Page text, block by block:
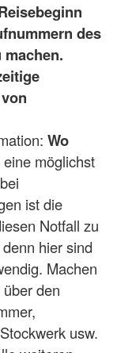
des
Wo
möglichst
ist die
Notfall zu
hier sind
Machen
den
usw.